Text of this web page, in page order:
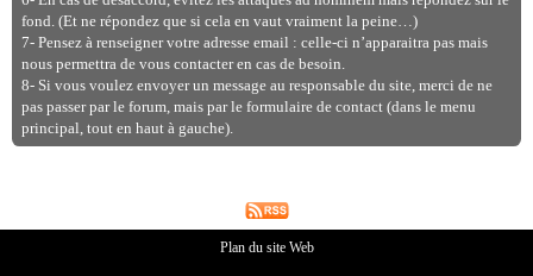
fond. (Et ne répondez que si cela en vaut vraiment la peine…)
7- Pensez à renseigner votre adresse email : celle-ci n’apparaitra pas mais
nous permettra de vous contacter en cas de besoin.
8- Si vous voulez envoyer un message au responsable du site, merci de ne
pas passer par le forum, mais par le formulaire de contact (dans le menu
principal, tout en haut à gauche).
Plan du site Web